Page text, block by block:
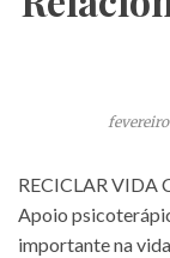
fevereiro
RECICLAR VIDA
Apoio
importante na